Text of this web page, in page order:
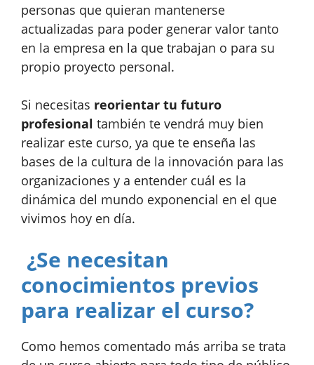
personas que quieran mantenerse
actualizadas para poder generar valor tanto
en la empresa en la que trabajan o para su
propio proyecto personal.
Si necesitas reorientar tu futuro
profesional también te vendrá muy bien
realizar este curso, ya que te enseña las
bases de la cultura de la innovación para las
organizaciones y a entender cuál es la
dinámica del mundo exponencial en el que
vivimos hoy en día.
¿Se necesitan
conocimientos previos
para realizar el curso?
Como hemos comentado más arriba se trata